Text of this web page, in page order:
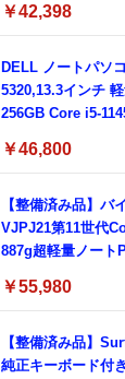
3.0)/ 有線静音マウ
￥42,398
DELL ノートパソ
5320,13.3インチ
256GB Core i5-
ド付き (整備済み品)
￥46,800
【整備済み品】バ
VJPJ21第11世代
887g超軽量ノート
￥55,980
【整備済み品】
純正キーボード付